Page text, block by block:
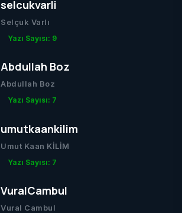
selcukvarli
Selçuk Varlı
Yazı Sayısı: 9
Abdullah Boz
Abdullah Boz
Yazı Sayısı: 7
umutkaankilim
Umut Kaan KİLİM
Yazı Sayısı: 7
VuralCambul
Vural Cambul